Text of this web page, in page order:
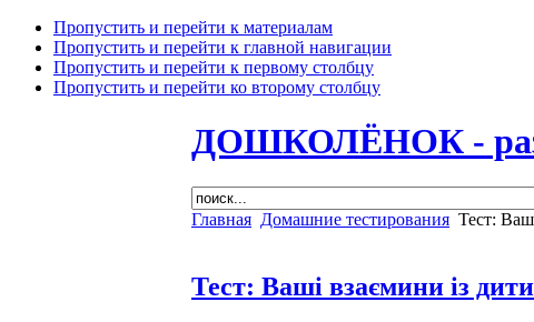
Пропустить и перейти к материалам
Пропустить и перейти к главной навигации
Пропустить и перейти к первому столбцу
Пропустить и перейти ко второму столбцу
ДОШКОЛЁНОК -
Главная Домашние тестирования Тест:
Тест: Ваші взаємини із